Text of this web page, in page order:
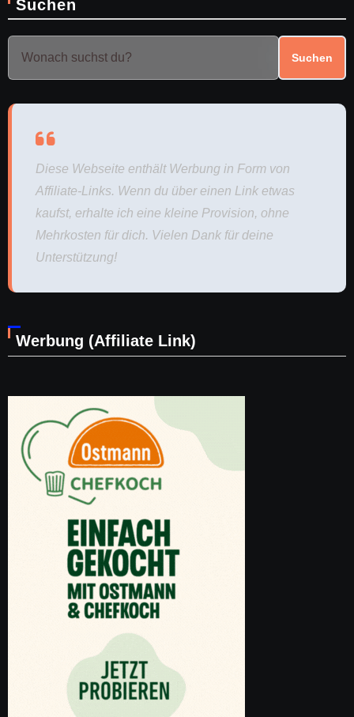
Suchen
Suchen
Diese Webseite enthält Werbung in Form von
Affiliate-Links. Wenn du über einen Link etwas
kaufst, erhalte ich eine kleine Provision, ohne
Mehrkosten für dich. Vielen Dank für deine
Unterstützung!
Werbung (Affiliate Link)